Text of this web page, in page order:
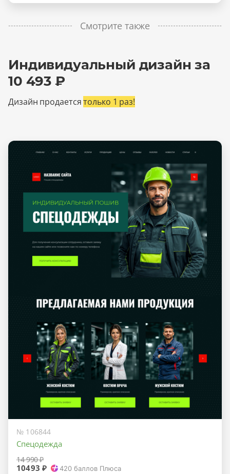
Смотрите также
Индивидуальный дизайн за
10 493 ₽
Дизайн продаетсятолько 1 раз!
№ 106844
Спецодежда
14 990 ₽
10493 ₽ 420 баллов Плюса